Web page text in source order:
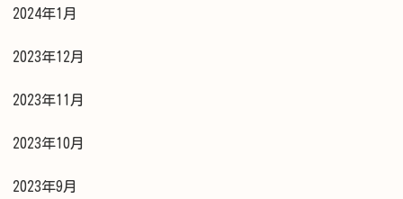
2024年1月
2023年12月
2023年11月
2023年10月
2023年9月